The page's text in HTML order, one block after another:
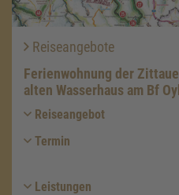
Reiseangebote
Ferienwohnung der
alten Wasserhaus am Bf
Reiseangebot
Termin
Leistungen